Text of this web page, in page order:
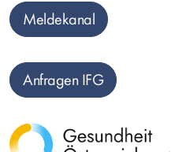
Meldekanal
Anfragen IFG